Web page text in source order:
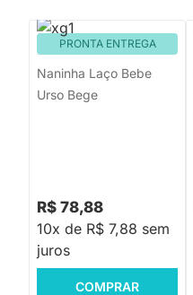
PRONTA ENTREGA
Naninha Laço Bebe
Urso Bege
R$ 78,88
10x de R$ 7,88 sem
juros
COMPRAR